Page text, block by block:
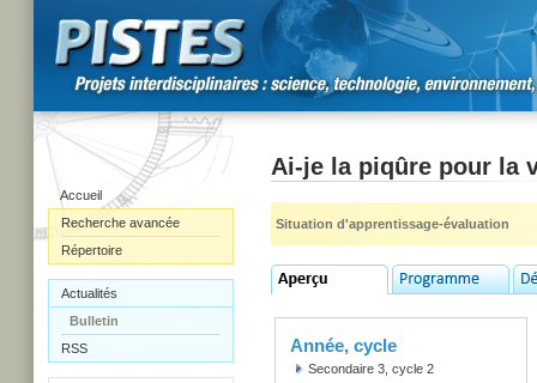
Accueil
Recherche avancée
Répertoire
Actualités
Bulletin
RSS
Ai-je la piqûre pour la
Situation d'apprentissage-évaluation
Année, cycle
Secondaire 3, cycle 2